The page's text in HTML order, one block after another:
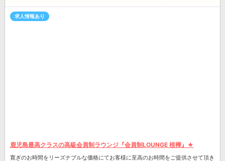
求人情報あり
鹿児島最高クラスの高級会員制ラウンジ『会員制LOUNGE 桜樺』★
寛ぎのお時間をリーズナブルな価格にてお客様に至高のお時間をご提供させて頂き